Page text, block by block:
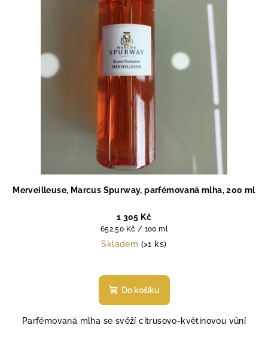
Merveilleuse, Marcus Spurway, parfémovaná mlha, 200 ml
1 305 Kč
Měrná
cena:
652,50 Kč / 100 ml
Skladem (>1 ks)
hodnocení
produktu
z
Do košíku
Parfémovaná mlha se svěží cítrusovo-květinovou vůní